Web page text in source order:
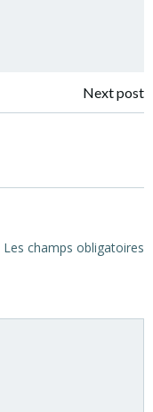
Next post
Les champs obligatoires